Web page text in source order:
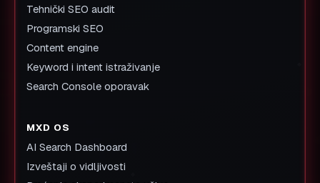
Tehnički SEO audit
Programski SEO
Content engine
Keyword i intent istraživanje
Search Console oporavak
MXD OS
AI Search Dashboard
Izveštaji o vidljivosti